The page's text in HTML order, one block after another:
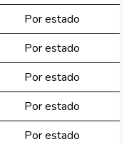
Por estado
Por estado
Por estado
Por estado
Por estado